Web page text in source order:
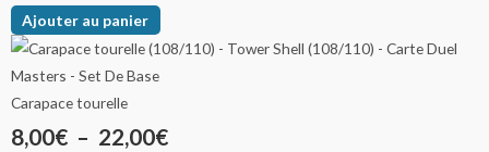
Ajouter au panier
Carapace tourelle
8,00€ – 22,00€